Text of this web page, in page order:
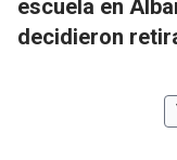
escuela en
decidieron